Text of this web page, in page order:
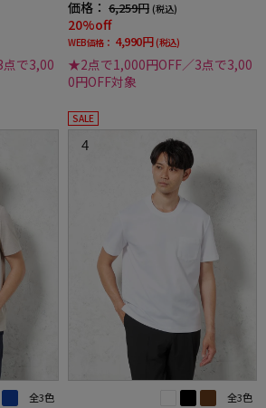
で3,00
価格： 6,259円 (税込)
20%off
WEB価格： 4,990円 (税込)
★2点で1,000円OFF／3点で3,00
0円OFF対象
全3色
SALE
4
全3色